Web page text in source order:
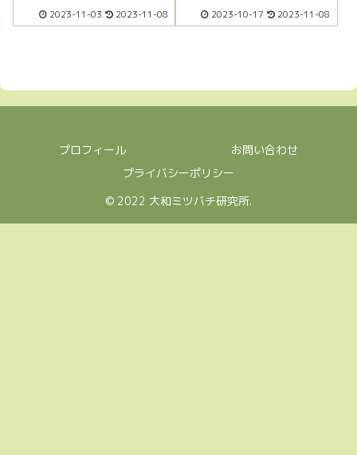
2023-11-03 2023-11-08 2023-10-17 2023-11-08
プロフィール
お問い合わせ
プライバシーポリシー
© 2022 大和ミツバチ研究所.